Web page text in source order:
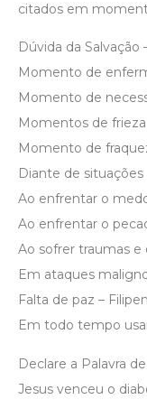
citados em
Dúvida da Salvação
Momento de
Momento de
Momentos de frieza
Momento de
Diante de situações
Ao enfrentar o
Ao enfrentar o
Ao sofrer traumas e
Em ataques
Falta de paz –
Em todo tempo
Declare a Palavra
Jesus venceu o